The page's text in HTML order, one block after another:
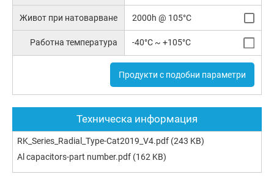
Живот при натоварване 2000h @ 105°C
Работна температура -40°C ~ +105°C
Продукти с подобни параметри
Техническа информация
RK_Series_Radial_Type-Cat2019_V4.pdf (243 KB)
Al capacitors-part number.pdf (162 KB)